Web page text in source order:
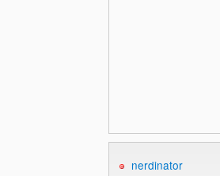
nerdinator